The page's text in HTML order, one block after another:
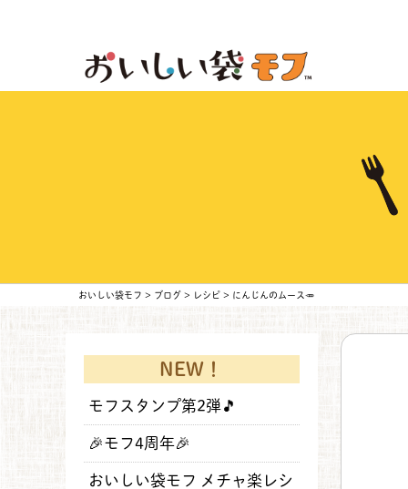
おいしい袋モフ > ブログ> レシピ> にんじんのムース🥕
NEW！
モフスタンプ第2弾🎵
🎉モフ4周年🎉
おいしい袋モフ メチャ楽レシ